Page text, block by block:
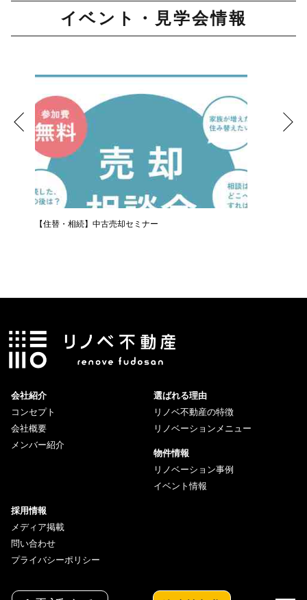
イベント・見学会情報
【住替・相続】中古売却セミナー
会社紹介
コンセプト
会社概要
メンバー紹介
選ばれる理由
リノベ不動産の特徴
リノベーションメニュー
物件情報
リノベーション事例
イベント情報
採用情報
メディア掲載
問い合わせ
プライバシーポリシー